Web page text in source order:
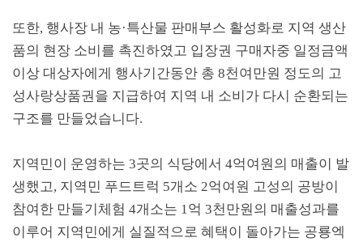
또한, 행사장 내 농·특산물 판매부스 활성화로 지역 생산
품의 현장 소비를 촉진하였고 입장권 구매자중 일정금액
이상 대상자에게 행사기간동안 총 8천여만원 정도의 고
성사랑상품권을 지급하여 지역 내 소비가 다시 순환되는
구조를 만들었습니다.
지역민이 운영하는 3곳의 식당에서 4억여원의 매출이 발
생했고, 지역민 푸드트럭 5개소 2억여원 고성의 공방이
참여한 만들기체험 4개소는 1억 3천만원의 매출성과를
이루어 지역민에게 실질적으로 혜택이 돌아가는 공룡엑